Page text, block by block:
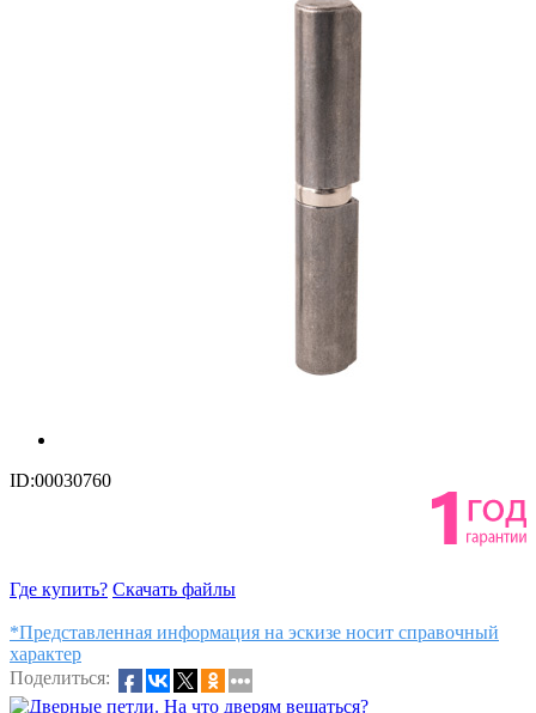
ID:00030760
Где купить? Скачать файлы
*Представленная информация на эскизе носит справочный
характер
Поделиться: